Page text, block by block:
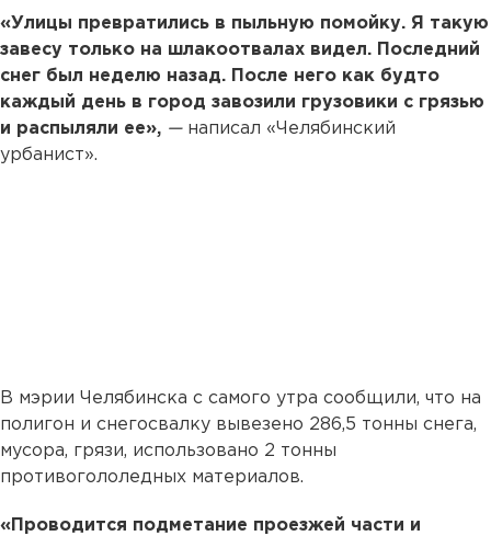
«Улицы превратились в пыльную помойку. Я такую
завесу только на шлакоотвалах видел. Последний
снег был неделю назад. После него как будто
каждый день в город завозили грузовики с грязью
и распыляли ее», —написал «Челябинский
урбанист».
В мэрии Челябинска с самого утра сообщили, что на
полигон и снегосвалку вывезено 286,5 тонны снега,
мусора, грязи, использовано 2 тонны
противогололедных материалов.
«Проводится подметание проезжей части и